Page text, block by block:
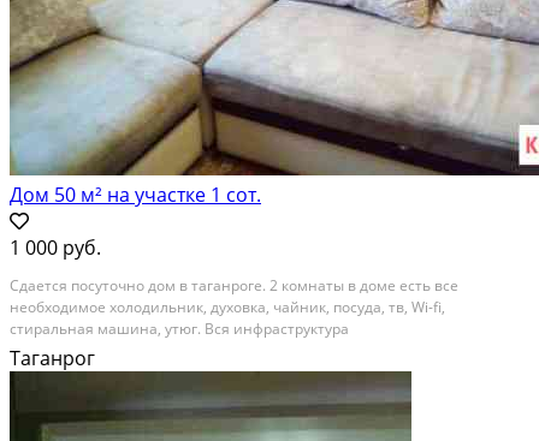
Дом 50 м² на участке 1 сот.
1 000 руб.
Сдается посуточно дом в таганроге. 2 комнаты в доме есть все
необходимое холодильник, духовка, чайник, посуда, тв, Wi-fi,
стиральная машина, утюг. Вся инфраструктура
рядом,парк,аквапарк,каток. Дом сдается для празднований.мангал во
дворе.летом стоимость 1500 до 7 человек.
Расстояние до города (км): В черте города; Этажей в доме: 1; Материал
стен дома: Кирпич
Таганрог